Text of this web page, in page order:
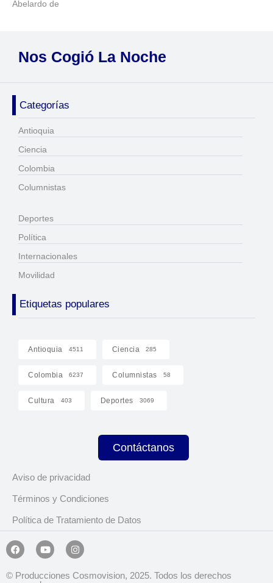
Abelardo de
Nos Cogió La Noche
Categorías
Antioquia
Ciencia
Colombia
Columnistas
Deportes
Política
Internacionales
Movilidad
Etiquetas populares
Antioquia 4511 Ciencia 285
Colombia 6237 Columnistas 58
Cultura 403 Deportes 3069
Contáctanos
Aviso de privacidad
Términos y Condiciones
Política de Tratamiento de Datos
© Producciones Cosmovision, 2025. Todos los derechos